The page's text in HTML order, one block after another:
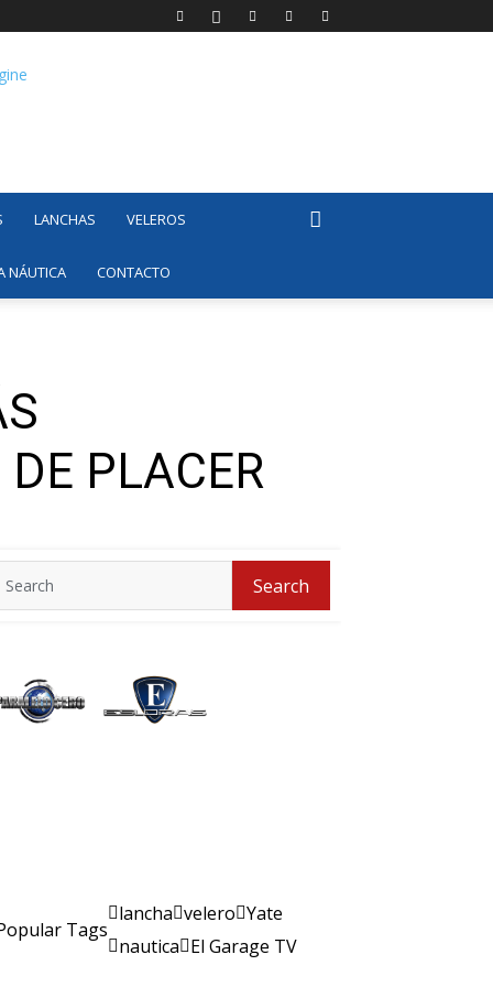
LANCHAS VELEROS
NÁUTICA CONTACTO
PLACER
for:
Search
Tags
lancha velero Yate
nautica El Garage TV